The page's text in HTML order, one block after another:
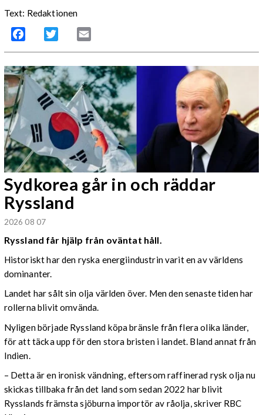
Text: Redaktionen
Facebook Twitter
Sydkorea går in och räddar
Ryssland
2026 08 07
Ryssland får hjälp från oväntat håll.
Historiskt har den ryska energiindustrin varit en av världens
dominanter.
Landet har sålt sin olja världen över. Men den senaste tiden har
rollerna blivit omvända.
Nyligen började Ryssland köpa bränsle från flera olika länder,
för att täcka upp för den stora bristen i landet. Bland annat från
Indien.
– Detta är en ironisk vändning, eftersom raffinerad rysk olja nu
skickas tillbaka från det land som sedan 2022 har blivit
Rysslands främsta sjöburna importör av råolja, skriver RBC